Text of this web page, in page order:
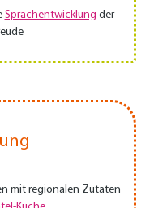
Sprachentwicklung der
mit regionalen Zutaten